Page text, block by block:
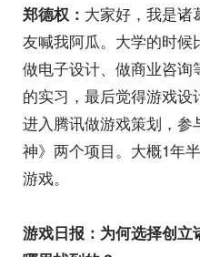
郑德权： 大家好，我是诸
友喊我阿瓜。大学的时候
做电子设计、做商业咨询
的实习，最后觉得游戏
进入腾讯做游戏策划，参
神》两个项目。大概1年
游戏。
游戏日报：为何选择创